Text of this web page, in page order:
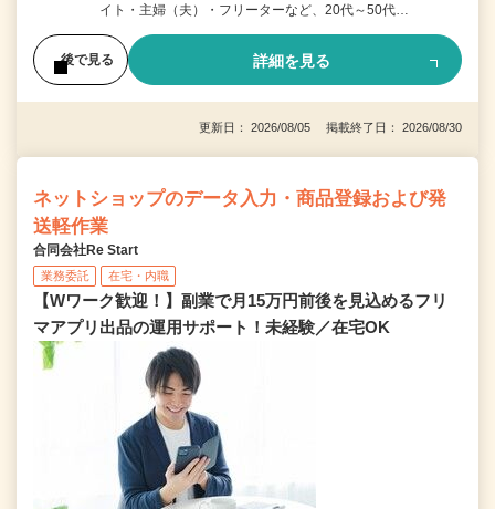
イト・主婦（夫）・フリーターなど、20代～50代…
後で見る 詳細を見る
更新日： 2026/08/05 掲載終了日： 2026/08/30
ネットショップのデータ入力・商品登録および発
送軽作業
合同会社Re Start
業務委託 在宅・内職
【Wワーク歓迎！】副業で月15万円前後を見込めるフリ
マアプリ出品の運用サポート！未経験／在宅OK